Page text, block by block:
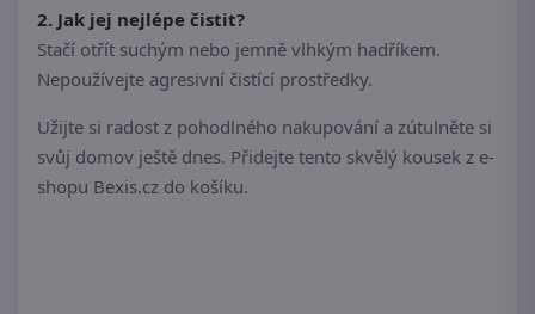
2. Jak jej nejlépe čistit?
Stačí otřít suchým nebo jemně vlhkým hadříkem.
Nepoužívejte agresivní čistící prostředky.
Užijte si radost z pohodlného nakupování a zútulněte si
svůj domov ještě dnes. Přidejte tento skvělý kousek z e-
shopu Bexis.cz do košíku.